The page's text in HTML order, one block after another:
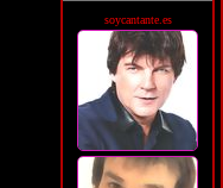
soycantante.es